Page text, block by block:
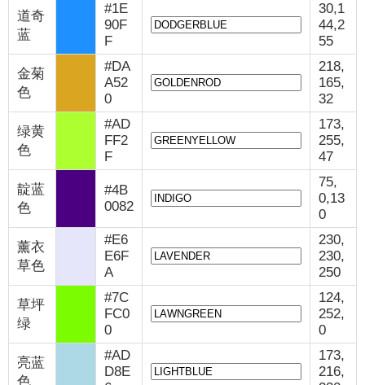
道奇
蓝
#1E
90F
F
30,1
44,2
55
金菊
色
#DA
A52
0
218,
165,
32
绿黄
色
#AD
FF2
F
173,
255,
47
靛蓝
色
#4B
0082
75,
0,13
0
薰衣
草色
#E6
E6F
A
230,
230,
250
草坪
绿
#7C
FC0
0
124,
252,
0
亮蓝
色
#AD
D8E
173,
216,